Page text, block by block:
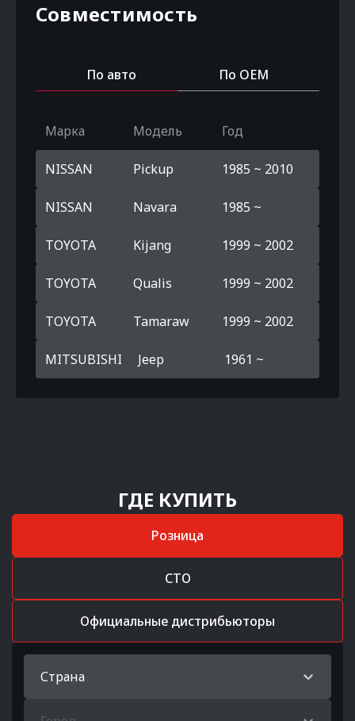
Совместимость
По авто По OEM
Марка Модель Год
NISSAN Pickup 1985 ~ 2010
NISSAN Navara 1985 ~
TOYOTA Kijang 1999 ~ 2002
TOYOTA Qualis 1999 ~ 2002
TOYOTA Tamaraw 1999 ~ 2002
MITSUBISHI Jeep 1961 ~
ГДЕ КУПИТЬ
Розница
СТО
Официальные дистрибьюторы
Страна